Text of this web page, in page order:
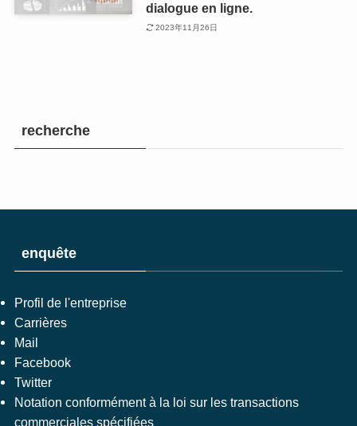
dialogue en ligne.
2023年11月26日
recherche
enquête
Profil de l'entreprise
Carrières
Mail
Facebook
Twitter
Notation conformément à la loi sur les transactions
commerciales spécifiées